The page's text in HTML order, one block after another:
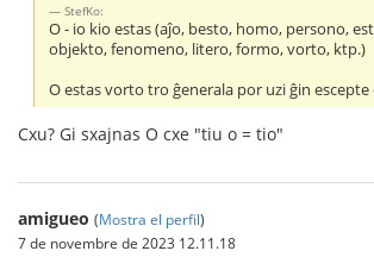
StefKo:
O - io kio estas (aĵo, besto, homo, persono,
objekto, fenomeno, litero, formo, vorto, ktp.)
O estas vorto tro ĝenerala por uzi ĝin
Cxu? Gi sxajnas O cxe "tiu o = tio"
amigueo (Mostra el perfil)
7 de novembre de 2023 12.11.18